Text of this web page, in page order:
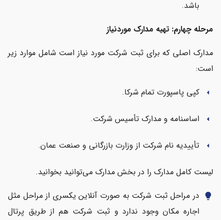
باشد.
مرحله چهارم: تهیه مدارک موردنیاز
مدارک اصلی که برای ثبت شرکت مورد نیاز است شامل موارد زیر
است:
arrow_left کپی پاسپورت تمام شرکا.
arrow_left اساسنامه و مدارک تأسیس شرکت.
arrow_left تأییدیه نام شرکت از وزارت بازرگانی و صنعت عمان.
لیست کامل مدارک را در بخش مدارک می‌توانید بخوانید.
lightbulb
در مراحل ثبت شرکت به صورت آنلاین یکسری از مراحل مثل
اجاره مکان وجود ندارد و ثبت شرکت هم از طریق پرتال